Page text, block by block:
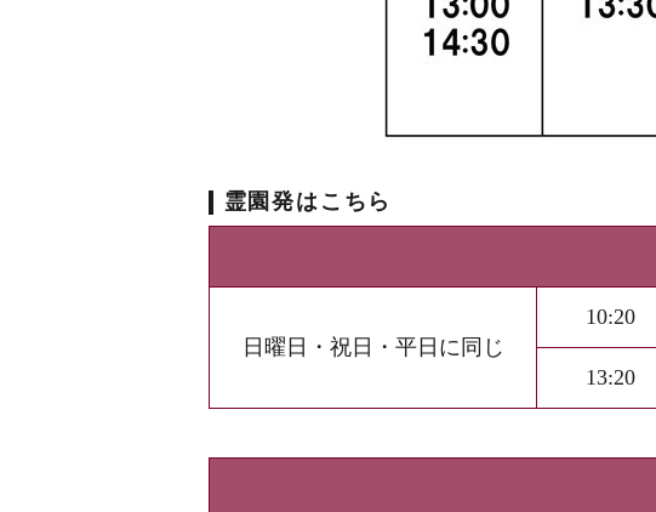
霊園発はこちら
日曜日・祝日・平日に同じ
10:20
13:20